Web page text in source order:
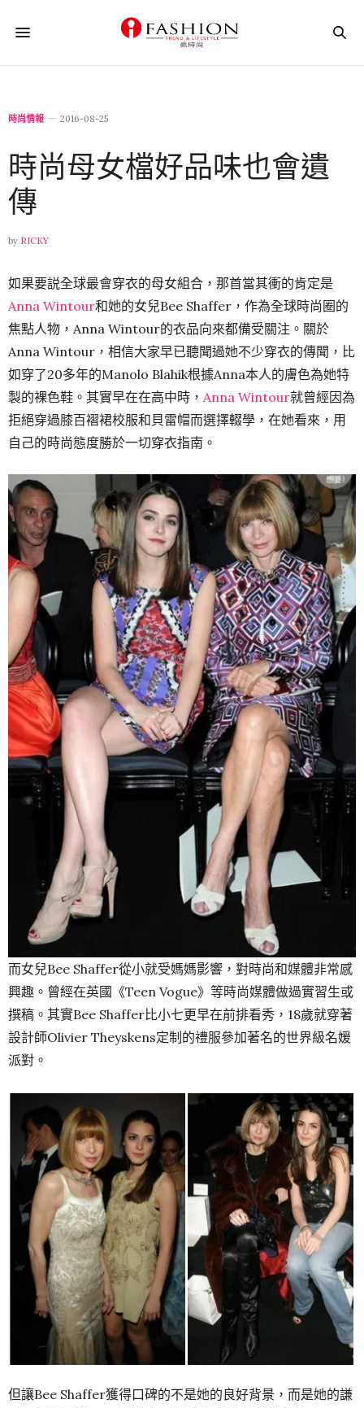
時尚情報 2016-08-25
時尚母女檔好品味也會遺
傳
by RICKY
如果要説全球最會穿衣的母女組合，那首當其衝的肯定是
Anna Wintour和她的女兒Bee Shaffer，作為全球時尚圈的
焦點人物，Anna Wintour的衣品向來都備受關注。關於
Anna Wintour，相信大家早已聽聞過她不少穿衣的傳聞，比
如穿了20多年的Manolo Blahik根據Anna本人的膚色為她特
製的裸色鞋。其實早在在高中時， Anna Wintour就曾經因為
拒絕穿過膝百褶裙校服和貝雷帽而選擇輟學，在她看來，用
自己的時尚態度勝於一切穿衣指南。
而女兒Bee Shaffer從小就受媽媽影響，對時尚和媒體非常感
興趣。曾經在英國《Teen Vogue》等時尚媒體做過實習生或
撰稿。其實Bee Shaffer比小七更早在前排看秀，18歲就穿著
設計師Olivier Theyskens定制的禮服參加著名的世界級名媛
派對。
但讓Bee Shaffer獲得口碑的不是她的良好背景，而是她的謙